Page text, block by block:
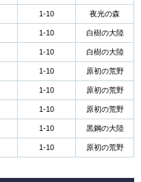
1-10 夜光の森
1-10 白樹の大陸
1-10 白樹の大陸
1-10 原初の荒野
1-10 原初の荒野
1-10 原初の荒野
1-10 黒鋼の大陸
1-10 原初の荒野